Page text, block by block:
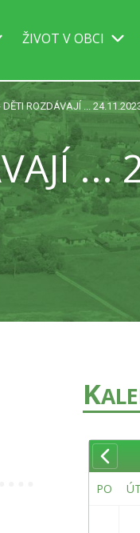
ŽIVOT V OBCI
DĚTI ROZDÁVAJÍ ...
...
K
PO ÚT